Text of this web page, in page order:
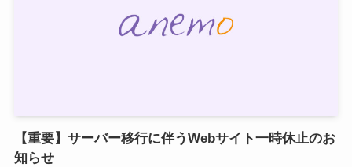
【重要】サーバー移行に伴うWebサイト一時休止のお
知らせ